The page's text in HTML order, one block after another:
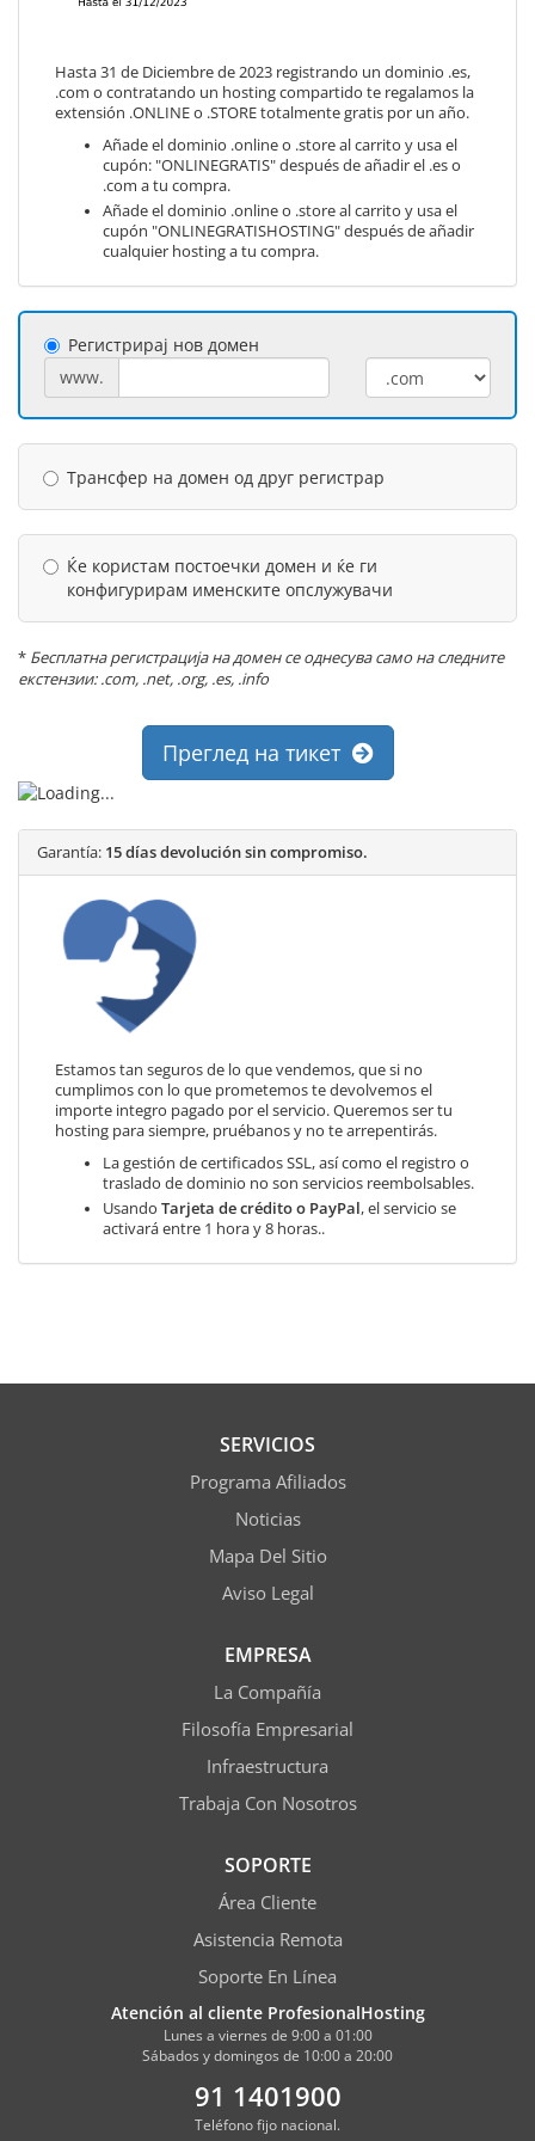
Hasta 31 de Diciembre de 2023 registrando un dominio .es,
.com o contratando un hosting compartido te regalamos la
extensión .ONLINE o .STORE totalmente gratis por un año.
Añade el dominio .online o .store al carrito y usa el
cupón: "ONLINEGRATIS" después de añadir el .es o
.com a tu compra.
Añade el dominio .online o .store al carrito y usa el
cupón "ONLINEGRATISHOSTING" después de añadir
cualquier hosting a tu compra.
Регистрирај нов домен
www.
Трансфер на домен од друг регистрар
Ќе користам постоечки домен и ќе ги
конфигурирам именските опслужувачи
* Бесплатна регистрација на домен се однесува само на следните
екстензии: .com, .net, .org, .es, .info
Преглед на тикет
Garantía: 15 días devolución sin compromiso.
Estamos tan seguros de lo que vendemos, que si no
cumplimos con lo que prometemos te devolvemos el
importe integro pagado por el servicio. Queremos ser tu
hosting para siempre, pruébanos y no te arrepentirás.
La gestión de certificados SSL, así como el registro o
traslado de dominio no son servicios reembolsables.
Usando Tarjeta de crédito o PayPal, el servicio se
activará entre 1 hora y 8 horas..
SERVICIOS
Programa Afiliados
Noticias
Mapa Del Sitio
Aviso Legal
EMPRESA
La Compañía
Filosofía Empresarial
Infraestructura
Trabaja Con Nosotros
SOPORTE
Área Cliente
Asistencia Remota
Soporte En Línea
Atención al cliente ProfesionalHosting
Lunes a viernes de 9:00 a 01:00
Sábados y domingos de 10:00 a 20:00
91 1401900
Teléfono fijo nacional.